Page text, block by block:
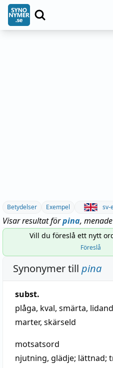
Betydelser Exempel sv-
Visar resultat förpina,
Vill du föreslå ett nytt
Föreslå
Synonymer till pina
subst.
plåga, kval, smärta,
marter, skärseld
motsatsord
njutning, glädje; lättnad;